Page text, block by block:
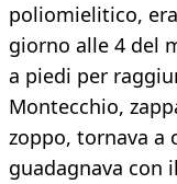
poliomielitico,
giorno alle 4 del
a piedi per
Montecchio,
zoppo, tornava a
guadagnava con